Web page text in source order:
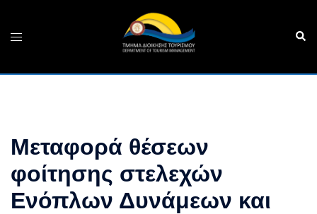
content
Toggle
Μεταφορά θέσεων
φοίτησης στελεχών
Ενόπλων Δυνάμεων και